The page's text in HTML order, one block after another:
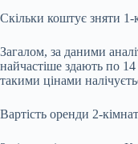
Скільки коштує зняти
Загалом, за даними
найчастіше здають по
такими цінами
Вартість оренди 2-